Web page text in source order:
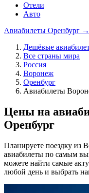
Отели
Авто
Авиабилеты Оренбург
Дешёвые
Все страны мира
Россия
Воронеж
Оренбург
Авиабилеты
Цены на
Оренбург
Планируете поездку из
авиабилеты по самым
можете найти самые
любой день и выбрать